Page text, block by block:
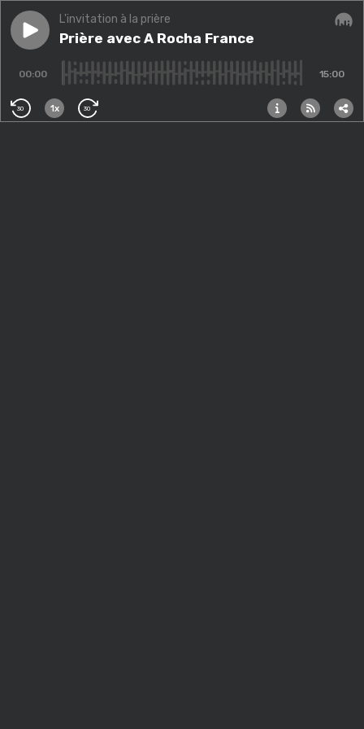
Play episodePrière avec A Rocha France
L'invitation à la prière
Prière avec A Rocha France
00:00 15:00
30 1x 30